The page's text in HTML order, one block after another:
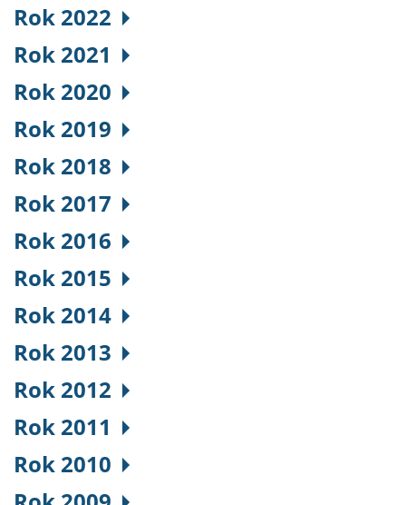
Rok 2022
Rok 2021
Rok 2020
Rok 2019
Rok 2018
Rok 2017
Rok 2016
Rok 2015
Rok 2014
Rok 2013
Rok 2012
Rok 2011
Rok 2010